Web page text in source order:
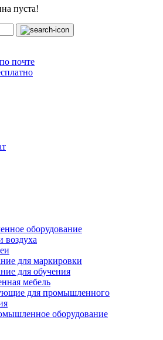
пуста!
почте
оборудование
воздуха
для маркировки
для обучения
мебель
для промышленного
оборудование